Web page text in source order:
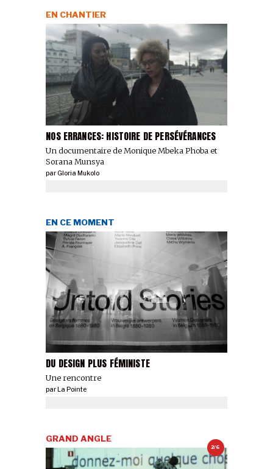
NOS ERRANCES: HISTOIRE DE PERSÉVÉRANCES
Un documentaire de Monique Mbeka Phoba et
Sorana Munsya
EN CHANTIER
parGloria Mukolo
DU DESIGN PLUS FÉMINISTE
Une rencontre
EN CE MOMENT
parLa Pointe
2/6
GRAND ANGLE